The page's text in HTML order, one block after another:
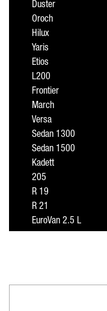
Duster
Oroch
Hilux
Yaris
Etios
L200
Frontier
March
Versa
Sedan 1300
Sedan 1500
Kadett
205
R 19
R 21
EuroVan 2.5 L